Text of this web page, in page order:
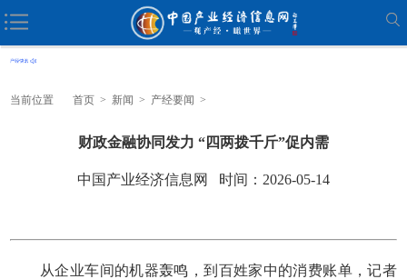
当前位置 首页 > 新闻 > 产经要闻 >
财政金融协同发力 “四两拨千斤”促内需
中国产业经济信息网 时间：2026-05-14
从企业车间的机器轰鸣，到百姓家中的消费账单，记者